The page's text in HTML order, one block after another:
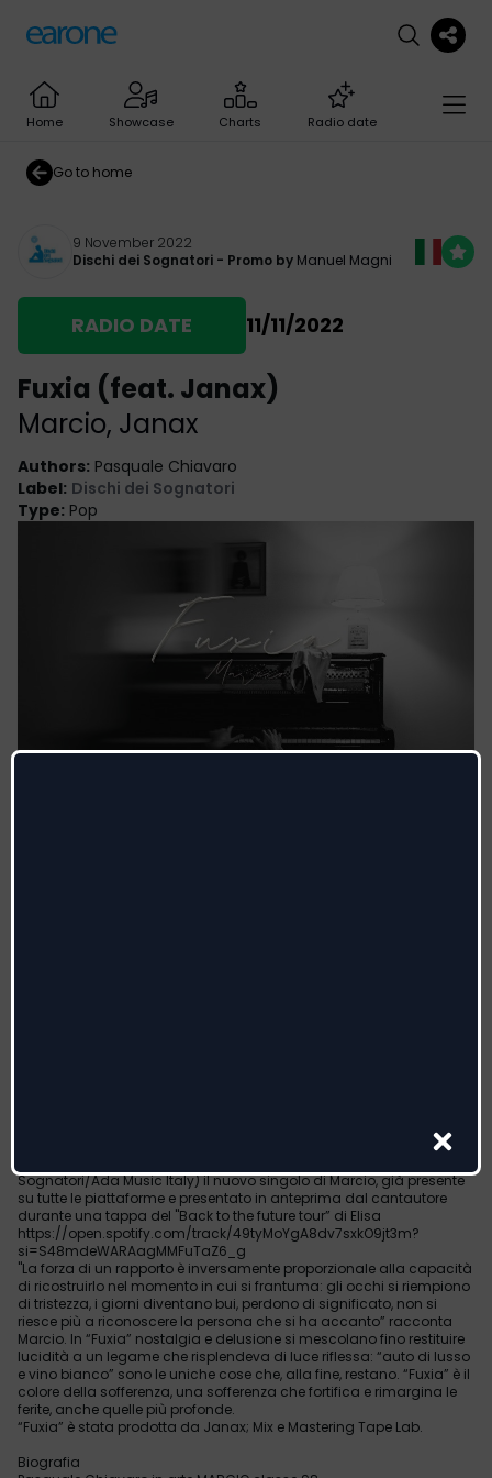
Home Showcase Charts Radio date
Go to home
9 November 2022
Dischi dei Sognatori - Promo by Manuel Magni
RADIO DATE 11/11/2022
Fuxia (feat. Janax)
Marcio, Janax
Authors: Pasquale Chiavaro
Label: Dischi dei Sognatori
Type: Pop
in radio da venerdì 11 novembre, già su tutte le piattaforme digitali
Sognatori/Ada Music Italy) il nuovo singolo di Marcio, già presente
su tutte le piattaforme e presentato in anteprima dal cantautore
durante una tappa del "Back to the future tour” di Elisa
https://open.spotify.com/track/49tyMoYgA8dv7sxkO9jt3m?
si=S48mdeWARAagMMFuTaZ6_g
"La forza di un rapporto è inversamente proporzionale alla capacità
di ricostruirlo nel momento in cui si frantuma: gli occhi si riempiono
di tristezza, i giorni diventano bui, perdono di significato, non si
riesce più a riconoscere la persona che si ha accanto” racconta
Marcio. In “Fuxia” nostalgia e delusione si mescolano fino restituire
lucidità a un legame che risplendeva di luce riflessa: “auto di lusso
e vino bianco” sono le uniche cose che, alla fine, restano. “Fuxia” è il
colore della sofferenza, una sofferenza che fortifica e rimargina le
ferite, anche quelle più profonde.
“Fuxia” è stata prodotta da Janax; Mix e Mastering Tape Lab.
Biografia